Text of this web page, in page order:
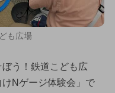
も広場
う！鉄道こども広
Nゲージ体験会」で